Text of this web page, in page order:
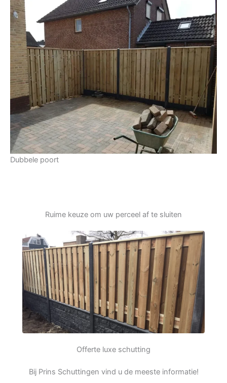
Dubbele poort
Ruime keuze om uw perceel af te sluiten
Offerte luxe schutting
Bij Prins Schuttingen vind u de meeste informatie!